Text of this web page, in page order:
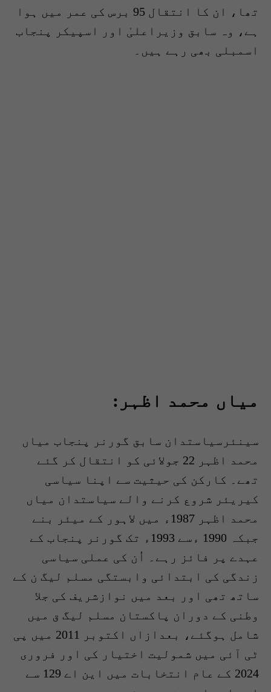
تھا، ان کا انتقال 95 برس کی عمر میں ہوا
ہے، وہ سابق وزیراعلیٰ اور اسپیکر پنجاب
اسمبلی بھی رہے ہیں۔
میاں محمد اظہر:
سینئرسیاستدان سابق گورنر پنجاب میاں
محمد اظہر 22 جولائی کو انتقال کر گئے
تھے۔ کارکن کی حیثیت سے اپنا سیاسی
کیریئر شروع کرنے والے سیاستدان میاں
محمد اظہر 1987ء میں لاہور کے میئر بنے
جبکہ 1990 ءسے 1993ء تک گورنر پنجاب کے
عہدے پر فائز رہے۔ اُن کی عملی سیاسی
زندگی کی ابتدائی وابستگی مسلم لیگ ن کے
ساتھ تھی اور بعد میں نوازشریف کی جلا
وطنی کے دوران پاکستان مسلم لیگ ق میں
شامل ہوگئے، بعدازاں اکتوبر 2011 میں پی
ٹی آئی میں شمولیت اختیار کی اور فروری
2024 کے عام انتخابات میں این اے 129 سے